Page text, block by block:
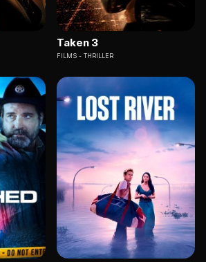
Taken 3
FILMS THRILLER